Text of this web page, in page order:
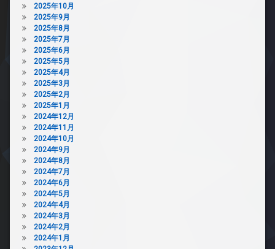
2025年10月
2025年9月
2025年8月
2025年7月
2025年6月
2025年5月
2025年4月
2025年3月
2025年2月
2025年1月
2024年12月
2024年11月
2024年10月
2024年9月
2024年8月
2024年7月
2024年6月
2024年5月
2024年4月
2024年3月
2024年2月
2024年1月